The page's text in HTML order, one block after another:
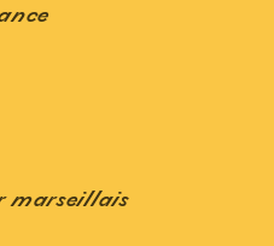
marseillais